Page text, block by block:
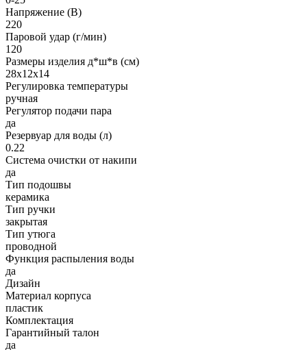
Напряжение (В)
220
Паровой удар (г/мин)
120
Размеры изделия д*ш*в (см)
28х12х14
Регулировка температуры
ручная
Регулятор подачи пара
да
Резервуар для воды (л)
0.22
Система очистки от накипи
да
Тип подошвы
керамика
Тип ручки
закрытая
Тип утюга
проводной
Функция распыления воды
да
Дизайн
Материал корпуса
пластик
Комплектация
Гарантийный талон
да